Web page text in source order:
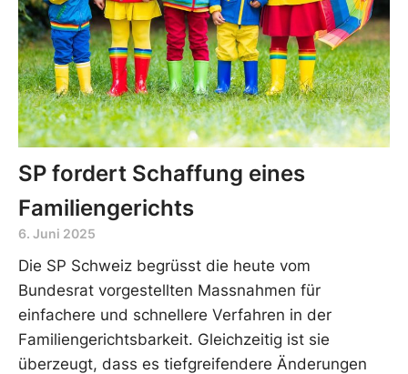
SP fordert Schaffung eines
Familiengerichts
6. Juni 2025
Die SP Schweiz begrüsst die heute vom
Bundesrat vorgestellten Massnahmen für
einfachere und schnellere Verfahren in der
Familiengerichtsbarkeit. Gleichzeitig ist sie
überzeugt, dass es tiefgreifendere Änderungen